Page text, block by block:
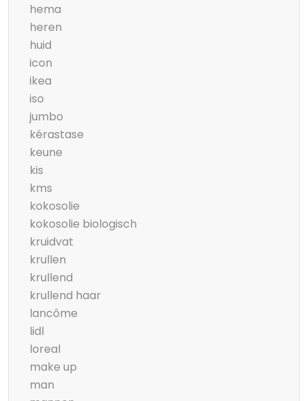
hema
heren
huid
icon
ikea
iso
jumbo
kérastase
keune
kis
kms
kokosolie
kokosolie biologisch
kruidvat
krullen
krullend
krullend haar
lancôme
lidl
loreal
make up
man